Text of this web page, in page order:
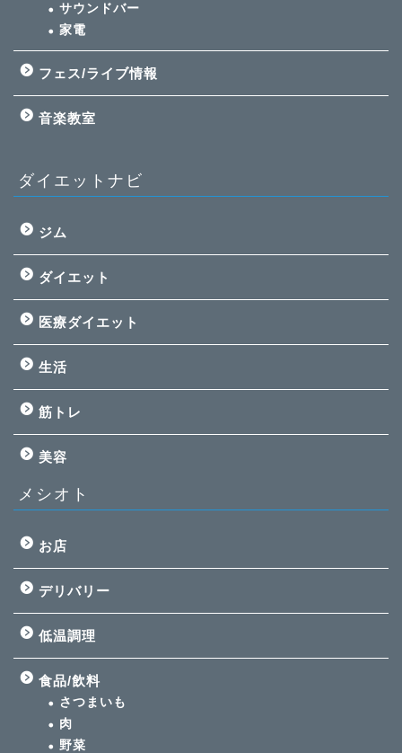
サウンドバー
家電
フェス/ライブ情報
音楽教室
ダイエットナビ
ジム
ダイエット
医療ダイエット
生活
筋トレ
美容
メシオト
お店
デリバリー
低温調理
食品/飲料
さつまいも
肉
野菜